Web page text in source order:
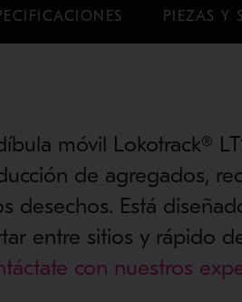
PIEZAS Y
móvil Lokotrack®
de agregados,
desechos. Está
entre sitios y rápido
con nuestros